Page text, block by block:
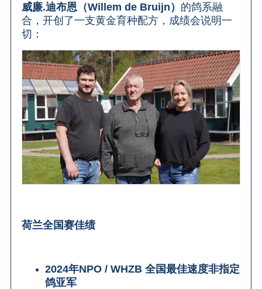
威廉.迪布恩 （Willem de Bruijn） 的鸽系融
合 ， 开创了一支黄金育种配方 ， 成绩会说明一
切 ：
荷兰全国赛佳绩
2024年NPO / WHZB 全国最佳速度非指定
鸽亚军